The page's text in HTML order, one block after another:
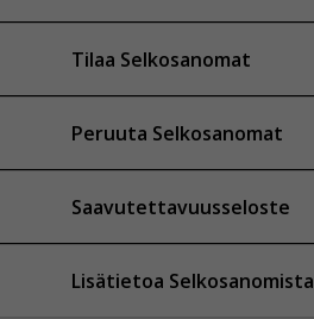
Tilaa Selkosanomat
Peruuta Selkosanomat
Saavutettavuusseloste
Lisätietoa Selkosanomista